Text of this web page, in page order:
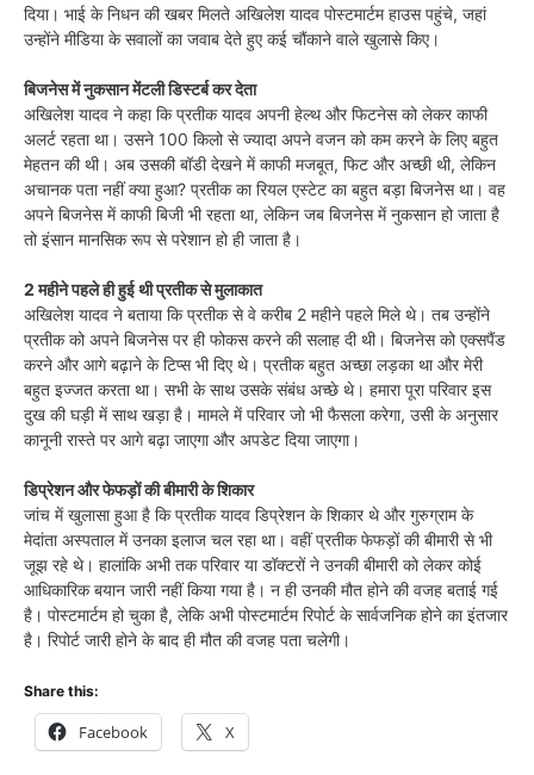
दिया। भाई के निधन की खबर मिलते अखिलेश यादव पोस्टमार्टम हाउस पहुंचे, जहां
उन्होंने मीडिया के सवालों का जवाब देते हुए कई चौंकाने वाले खुलासे किए।
बिजनेस में नुकसान मेंटली डिस्टर्ब कर देता
अखिलेश यादव ने कहा कि प्रतीक यादव अपनी हेल्थ और फिटनेस को लेकर काफी
अलर्ट रहता था। उसने 100 किलो से ज्यादा अपने वजन को कम करने के लिए बहुत
मेहतन की थी। अब उसकी बॉडी देखने में काफी मजबूत, फिट और अच्छी थी, लेकिन
अचानक पता नहीं क्या हुआ? प्रतीक का रियल एस्टेट का बहुत बड़ा बिजनेस था। वह
अपने बिजनेस में काफी बिजी भी रहता था, लेकिन जब बिजनेस में नुकसान हो जाता है
तो इंसान मानसिक रूप से परेशान हो ही जाता है।
2 महीने पहले ही हुई थी प्रतीक से मुलाकात
अखिलेश यादव ने बताया कि प्रतीक से वे करीब 2 महीने पहले मिले थे। तब उन्होंने
प्रतीक को अपने बिजनेस पर ही फोकस करने की सलाह दी थी। बिजनेस को एक्सपैंड
करने और आगे बढ़ाने के टिप्स भी दिए थे। प्रतीक बहुत अच्छा लड़का था और मेरी
बहुत इज्जत करता था। सभी के साथ उसके संबंध अच्छे थे। हमारा पूरा परिवार इस
दुख की घड़ी में साथ खड़ा है। मामले में परिवार जो भी फैसला करेगा, उसी के अनुसार
कानूनी रास्ते पर आगे बढ़ा जाएगा और अपडेट दिया जाएगा।
डिप्रेशन और फेफड़ों की बीमारी के शिकार
जांच में खुलासा हुआ है कि प्रतीक यादव डिप्रेशन के शिकार थे और गुरुग्राम के
मेदांता अस्पताल में उनका इलाज चल रहा था। वहीं प्रतीक फेफड़ों की बीमारी से भी
जूझ रहे थे। हालांकि अभी तक परिवार या डॉक्टरों ने उनकी बीमारी को लेकर कोई
आधिकारिक बयान जारी नहीं किया गया है। न ही उनकी मौत होने की वजह बताई गई
है। पोस्टमार्टम हो चुका है, लेकि अभी पोस्टमार्टम रिपोर्ट के सार्वजनिक होने का इंतजार
है। रिपोर्ट जारी होने के बाद ही मौत की वजह पता चलेगी।
Share this:
Facebook X